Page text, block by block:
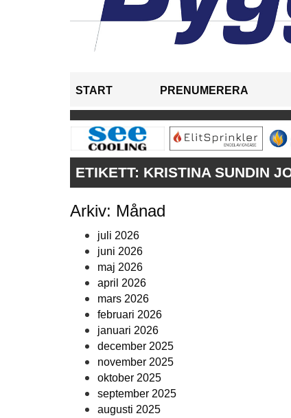
START PRENUMERERA
ETIKETT: KRISTINA SUNDIN
Arkiv: Månad
juli 2026
juni 2026
maj 2026
april 2026
mars 2026
februari 2026
januari 2026
december 2025
november 2025
oktober 2025
september 2025
augusti 2025